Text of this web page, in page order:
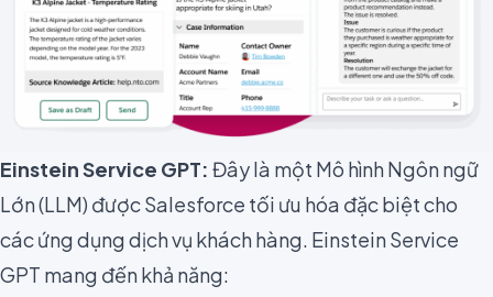
Einstein Service GPT: Đây là một Mô hình Ngôn ngữ
Lớn (LLM) được Salesforce tối ưu hóa đặc biệt cho
các ứng dụng dịch vụ khách hàng. Einstein Service
GPT mang đến khả năng: